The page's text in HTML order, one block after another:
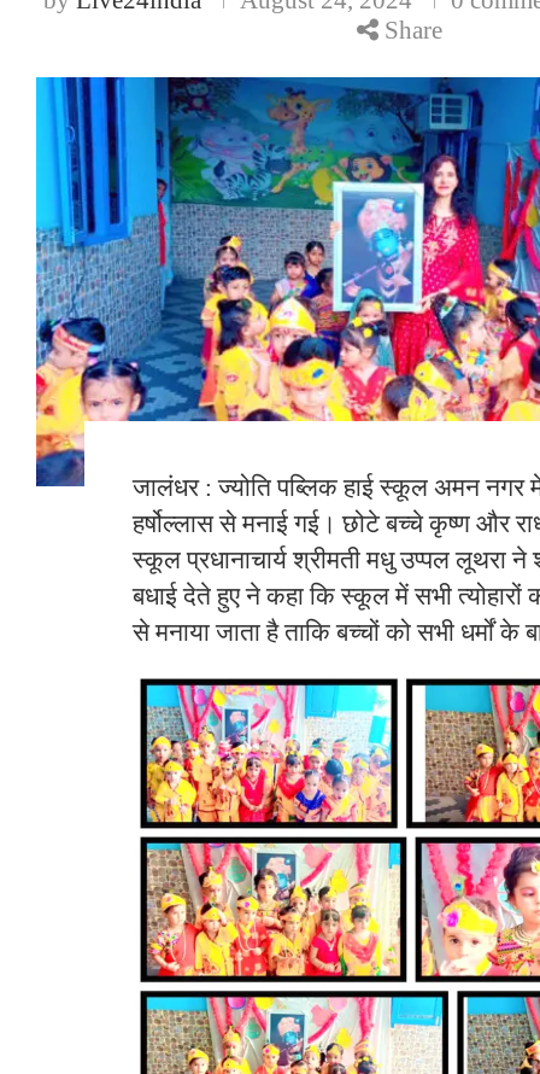
Share
जालंधर : ज्योति पब्लिक हाई स्कूल अमन नगर
हर्षोल्लास से मनाई गई। छोटे बच्चे कृष्ण और
स्कूल प्रधानाचार्य श्रीमती मधु उप्पल लूथरा
बधाई देते हुए ने कहा कि स्कूल में सभी त्योहारों
से मनाया जाता है ताकि बच्चों को सभी धर्मों के